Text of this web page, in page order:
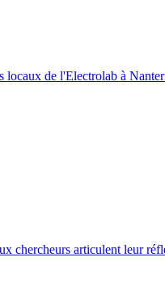
de l'Electrolab à
chercheurs articulent leur